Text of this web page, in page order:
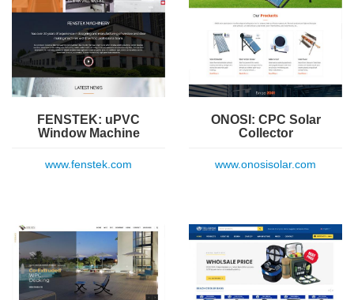
FENSTEK: uPVC
Window Machine
www.fenstek.com
ONOSI: CPC Solar
Collector
www.onosisolar.com